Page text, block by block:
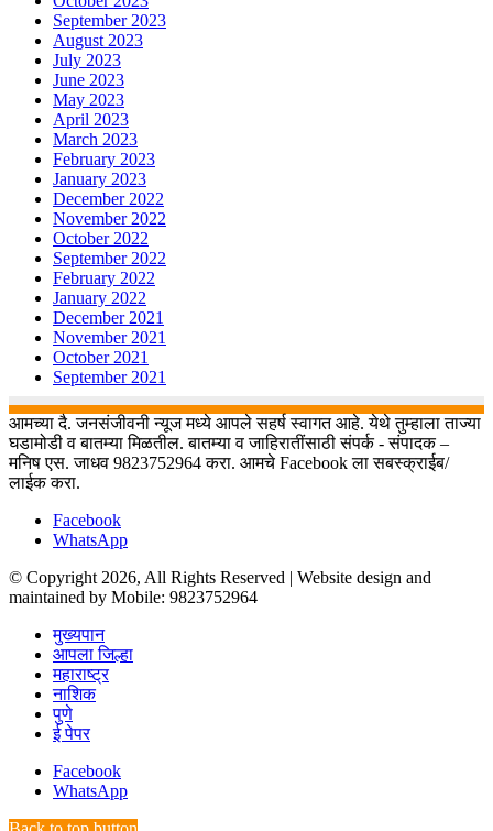
September 2023
August 2023
July 2023
June 2023
May 2023
April 2023
March 2023
February 2023
January 2023
December 2022
November 2022
October 2022
September 2022
February 2022
January 2022
December 2021
November 2021
October 2021
September 2021
आमच्या दै. जनसंजीवनी न्यूज मध्ये आपले सहर्ष स्वागत आहे. येथे तुम्हाला ताज्या
घडामोडी व बातम्या मिळतील. बातम्या व जाहिरातींसाठी संपर्क - संपादक –
मनिष एस. जाधव 9823752964 करा. आमचे Facebook ला सबस्क्राईब/
लाईक करा.
Facebook
WhatsApp
© Copyright 2026, All Rights Reserved | Website design and
maintained by Mobile: 9823752964
मुख्यपान
आपला जिल्हा
महाराष्ट्र
नाशिक
पुणे
ई पेपर
Facebook
WhatsApp